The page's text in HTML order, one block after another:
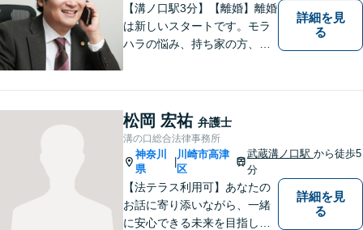
【溝ノ口駅3分】【離婚】離婚
は新しいスタートです。モラ
ハラの悩み、持ち家の方、公
退料の増額など不動産のトラ
ブルはお任せください。【司
法書士の経験あり】
詳細を見
る
松岡 宏祐 弁護士
溝の口総合法律事務所
神奈川
県
川崎市高津
区
武蔵溝ノ口駅から徒歩5
分
【法テラス利用可】あなたの
お話に寄り添いながら、一緒
に安心できる未来を目指しま
詳細を見
る